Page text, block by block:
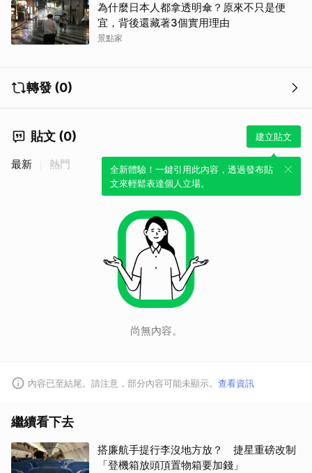
為什麼日本人都拿透明傘？原來不只是便
宜，背後還藏著3個實用理由
景點家
轉發 (0)
貼文 (0) 建立貼文
全新體驗！一鍵引用此內容，透過發布貼
文來輕鬆表達個人立場。
最新 熱門
尚無內容。
內容已至結尾。請注意，部分內容可能未顯示。 查看資訊
繼續看下去
搭廉航手提行李沒地方放？ 捷星重磅改制
「登機箱放頭頂置物箱要加錢」